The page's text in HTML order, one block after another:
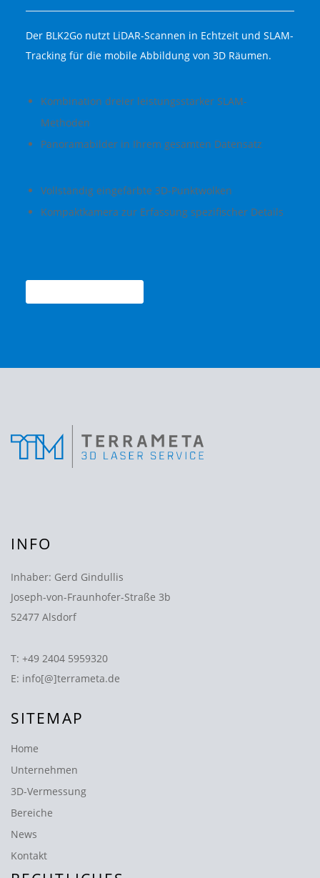
Der BLK2Go nutzt LiDAR-Scannen in Echtzeit und SLAM-
Tracking für die mobile Abbildung von 3D Räumen.
Kombination dreier leistungsstarker SLAM-
Methoden
Panoramabilder in Ihrem gesamten Datensatz
Vollständig eingefärbte 3D-Punktwolken
Kompaktkamera zur Erfassung spezifischer Details
INFO
Inhaber: Gerd Gindullis
Joseph-von-Fraunhofer-Straße 3b
52477 Alsdorf
T: +49 2404 5959320
E: info[@]terrameta.de
SITEMAP
Home
Unternehmen
3D-Vermessung
Bereiche
News
Kontakt